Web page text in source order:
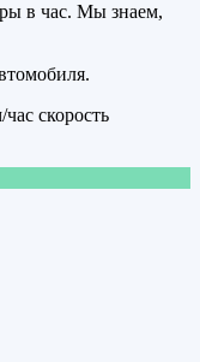
в час. Мы знаем,
скорость